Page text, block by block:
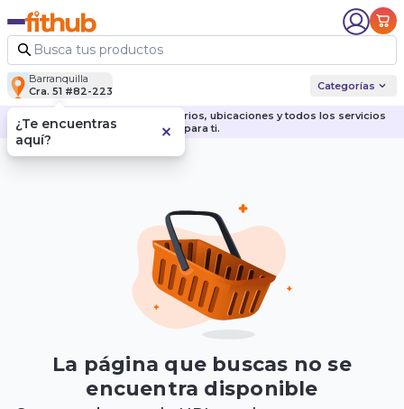
Barranquilla
Cra. 51 #82-223
Categorías
Descubre nuestras sedes, horarios, ubicaciones y todos los servicios
para ti.
La página que buscas no se
encuentra disponible
¿Te encuentras
aquí?